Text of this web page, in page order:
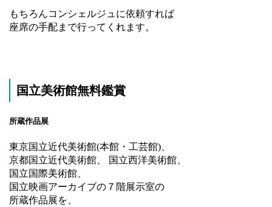
もちろんコンシェルジュに依頼すれば
座席の手配まで行ってくれます。
国立美術館無料鑑賞
所蔵作品展
東京国立近代美術館(本館・工芸館)、
京都国立近代美術館、 国立西洋美術館、
国立国際美術館、
国立映画アーカイブの７階展示室の
所蔵作品展を、